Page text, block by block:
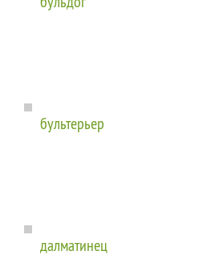
бультерьер
далматинец